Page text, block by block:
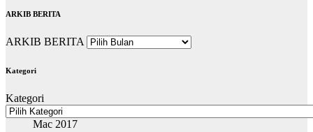
ARKIB BERITA
ARKIB BERITA
Kategori
Kategori
Mac 2017